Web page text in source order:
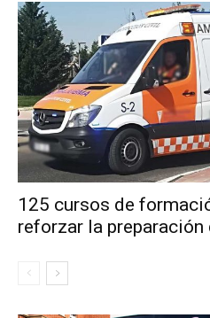
125 cursos de
reforzar la